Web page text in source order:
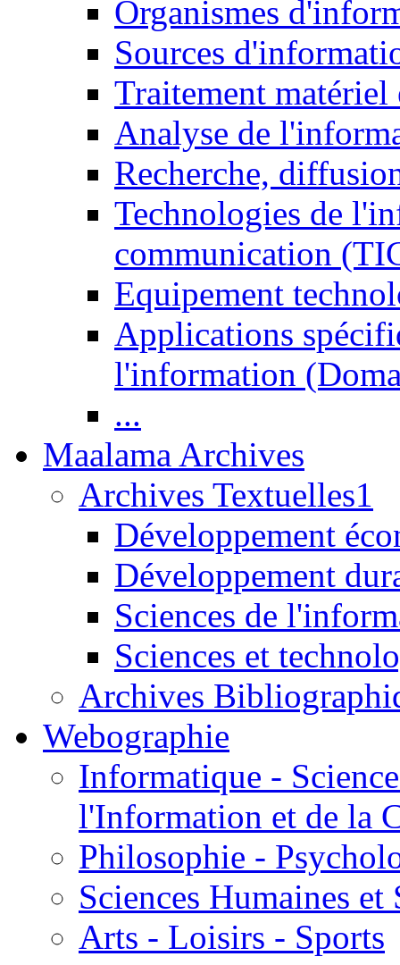
Organismes
Sources
Traitement matériel
Analyse de
Recherche,
Technologies de
communication
Equipement
Applications
l'information
...
Maalama Archives
Archives Textuelles1
Développement
Développement
Sciences de
Sciences et
Archives
Webographie
Informatique -
l'Information et de la
Philosophie -
Sciences Humaines et
Arts - Loisirs - Sports